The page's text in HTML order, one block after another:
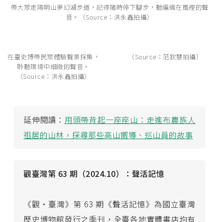
帶大眾走陽明山夢幻湖步道，記得隨時停下腳步，聽編織在風裡的聲
音。（Source：洪永鑫拍攝）
在臺史博帶民眾體驗聲景採集，
聆聽環境中細緻的聲音。
（Source：洪永鑫拍攝）
（Source：范欽慧拍攝）
延伸閱讀： 用頭帶背起一座座山：走進布農族人
祖居的山林，探尋那些高山嚮導、巡山員的故事
觀臺灣第 63 期（2024.10）：聲活記憶
《觀・臺灣》第 63 期《聲活記憶》為國立臺灣
歷史博物館發行之季刊，全臺各地實體書店均有